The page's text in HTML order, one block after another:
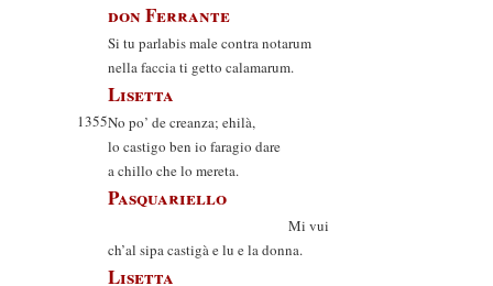
don Ferrante
Si tu parlabis male contra notarum
nella faccia ti getto calamarum.
Lisetta
1355No po’ de creanza; ehilà,
lo castigo ben io faragio dare
a chillo che lo mereta.
Pasquariello
Mi vui
ch’al sipa castigà e lu e la donna.
Lisetta